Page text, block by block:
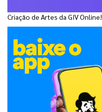
Criação de Artes da GIV Online!